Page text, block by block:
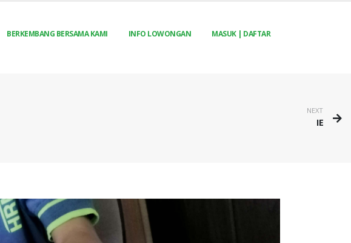
BERKEMBANG BERSAMA KAMI INFO LOWONGAN MASUK | DAFTAR
NEXT
IE